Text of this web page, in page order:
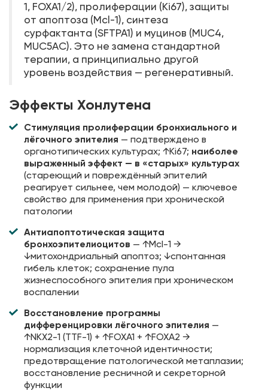
1, FOXA1/2), пролиферации (Ki67), защиты
от апоптоза (Mcl-1), синтеза
сурфактанта (SFTPA1) и муцинов (MUC4,
MUC5AC). Это не замена стандартной
терапии, а принципиально другой
уровень воздействия — регенеративный.
Эффекты Хонлутена
Стимуляция пролиферации бронхиального и
лёгочного эпителия — подтверждено в
органотипических культурах; ↑Ki67; наиболее
выраженный эффект — в «старых» культурах
(стареющий и повреждённый эпителий
реагирует сильнее, чем молодой) — ключевое
свойство для применения при хронической
патологии
Антиапоптотическая защита
бронхоэпителиоцитов — ↑Mcl-1 →
↓митохондриальный апоптоз; ↓спонтанная
гибель клеток; сохранение пула
жизнеспособного эпителия при хроническом
воспалении
Восстановление программы
дифференцировки лёгочного эпителия —
↑NKX2-1 (TTF-1) + ↑FOXA1 + ↑FOXA2 →
нормализация клеточной идентичности;
предотвращение патологической метаплазии;
восстановление ресничной и секреторной
функции